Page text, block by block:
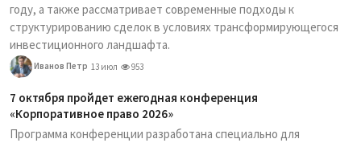
году, а также рассматривает современные подходы к
структурированию сделок в условиях трансформирующегося
инвестиционного ландшафта.
Иванов Петр 13 июл 953
7 октября пройдет ежегодная конференция
«Корпоративное право 2026»
Программа конференции разработана специально для